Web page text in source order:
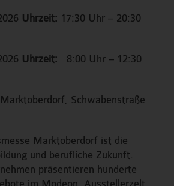
Uhrzeit: 17:30 Uhr – 20:30
Uhrzeit: 8:00 Uhr – 12:30
Schwabenstraße
Marktoberdorf ist die
und berufliche Zukunft.
präsentieren hunderte